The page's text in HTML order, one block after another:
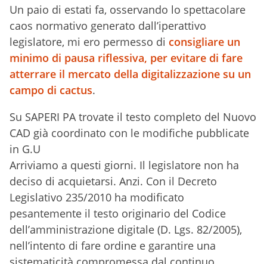
Un paio di estati fa, osservando lo spettacolare
caos normativo generato dall’iperattivo
legislatore, mi ero permesso di consigliare un
minimo di pausa riflessiva, per evitare di fare
atterrare il mercato della digitalizzazione su un
campo di cactus.
Su SAPERI PA trovate il testo completo del Nuovo
CAD già coordinato con le modifiche pubblicate
in G.U
Arriviamo a questi giorni. Il legislatore non ha
deciso di acquietarsi. Anzi. Con il Decreto
Legislativo 235/2010 ha modificato
pesantemente il testo originario del Codice
dell’amministrazione digitale (D. Lgs. 82/2005),
nell’intento di fare ordine e garantire una